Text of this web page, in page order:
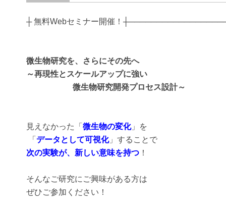
┼ 無料Webセミナー開催！
微生物研究を、さらにその先へ
～再現性とスケールアップに強い
微生物研究開発プロセス設計～
見えなかった「 微生物の変化」を
「 データとして可視化」することで
次の実験が、新しい意味を持つ ！
そんなご研究にご興味がある方は
ぜひご参加ください！